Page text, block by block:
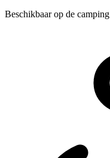
Beschikbaar op de camping